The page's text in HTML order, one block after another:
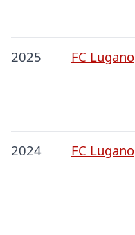
2025 FC Lugano
2024 FC Lugano